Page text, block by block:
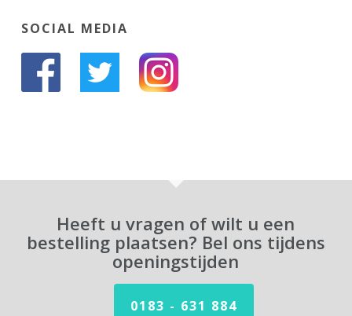
SOCIAL MEDIA
Heeft u vragen of wilt u een
bestelling plaatsen? Bel ons tijdens
openingstijden
0183 - 631 884